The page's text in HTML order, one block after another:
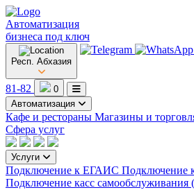
Автоматизация
бизнеса под ключ
Респ. Абхазия
81-82
0
Автоматизация
Кафе и рестораны Магазины и
Сфера услуг
Услуги
Подключение к ЕГАИС Подключение
Подключение касс